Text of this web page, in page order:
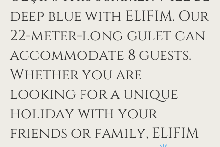
deep blue with ELIFIM. Our
22-meter-long gulet can
accommodate 8 guests.
Whether you are
looking for a unique
holiday with your
friends or family, ELIFIM